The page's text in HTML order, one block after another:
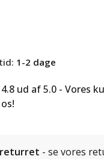
1-2 dage
4.8 ud af 5.0 - Vores
os!
returret - se vores